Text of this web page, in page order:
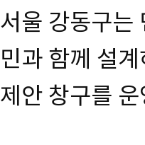
서울 강동구는
민과 함께 설
제안 창구를